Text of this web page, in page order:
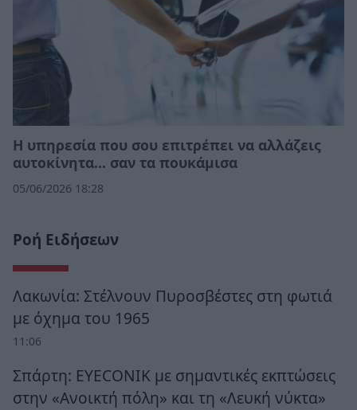
Η υπηρεσία που σου επιτρέπει να αλλάζεις
αυτοκίνητα... σαν τα πουκάμισα
05/06/2026 18:28
Ροή Ειδήσεων
Λακωνία: Στέλνουν Πυροσβέστες στη φωτιά
με όχημα του 1965
11:06
Σπάρτη: EYECONIK με σημαντικές εκπτώσεις
στην «Ανοικτή πόλη» και τη «Λευκή νύκτα»